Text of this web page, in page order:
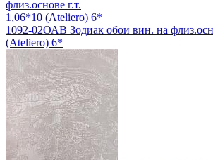
1092-02ОАВ Зодиак обои вин. на
(Ateliero) 6*